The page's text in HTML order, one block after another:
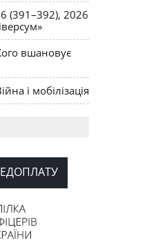
(391–392), 2026
вшановує
і мобілізація
Порті
К. Романчука